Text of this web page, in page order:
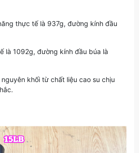
thực tế là 937g, đường kính đầu
là 1092g, đường kính đầu búa là
khối từ chất liệu cao su chịu